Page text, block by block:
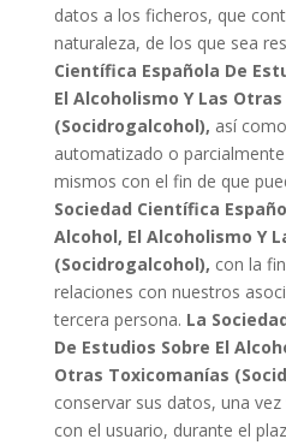
datos a los ficheros, que
naturaleza, de los que sea
Científica Española De
El Alcoholismo Y Las
(Socidrogalcohol), así
automatizado o
mismos con el fin de que
Sociedad Científica
Alcohol, El Alcoholismo Y
(Socidrogalcohol), con la
relaciones con nuestros
tercera persona. La
De Estudios Sobre El
Otras Toxicomanías
conservar sus datos, una
con el usuario, durante el